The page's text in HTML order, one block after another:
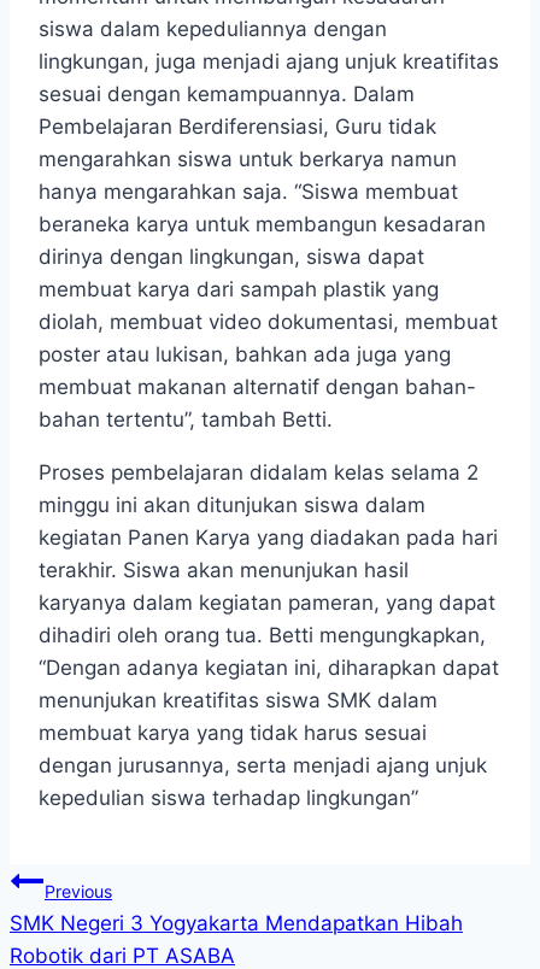
siswa dalam kepeduliannya dengan
lingkungan, juga menjadi ajang unjuk kreatifitas
sesuai dengan kemampuannya. Dalam
Pembelajaran Berdiferensiasi, Guru tidak
mengarahkan siswa untuk berkarya namun
hanya mengarahkan saja. “Siswa membuat
beraneka karya untuk membangun kesadaran
dirinya dengan lingkungan, siswa dapat
membuat karya dari sampah plastik yang
diolah, membuat video dokumentasi, membuat
poster atau lukisan, bahkan ada juga yang
membuat makanan alternatif dengan bahan-
bahan tertentu”, tambah Betti.
Proses pembelajaran didalam kelas selama 2
minggu ini akan ditunjukan siswa dalam
kegiatan Panen Karya yang diadakan pada hari
terakhir. Siswa akan menunjukan hasil
karyanya dalam kegiatan pameran, yang dapat
dihadiri oleh orang tua. Betti mengungkapkan,
“Dengan adanya kegiatan ini, diharapkan dapat
menunjukan kreatifitas siswa SMK dalam
membuat karya yang tidak harus sesuai
dengan jurusannya, serta menjadi ajang unjuk
kepedulian siswa terhadap lingkungan”
Navigasi
pos
Previous
SMK Negeri 3 Yogyakarta Mendapatkan Hibah
Robotik dari PT ASABA